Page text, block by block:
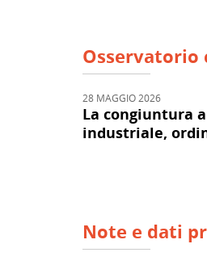
Osservatorio
28 MAGGIO 2026
La congiuntura
industriale,
Note e dati